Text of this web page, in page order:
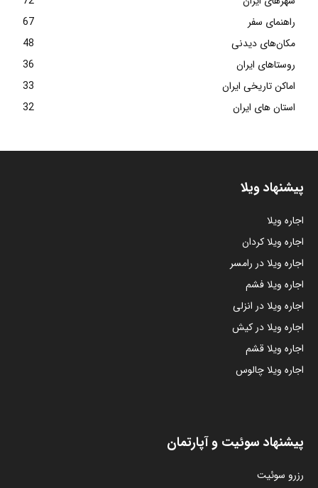
راهنمای سفر
67
مکان‌های دیدنی
48
روستاهای ایران
36
اماکن تاریخی ایران
33
استان های ایران
32
پیشنهاد ویلا
اجاره ویلا
اجاره ویلا کردان
اجاره ویلا در رامسر
اجاره ویلا فشم
اجاره ویلا در انزلی
اجاره ویلا در کیش
اجاره ویلا قشم
اجاره ویلا چالوس
پیشنهاد سوئیت و آپارتمان
رزرو سوئیت